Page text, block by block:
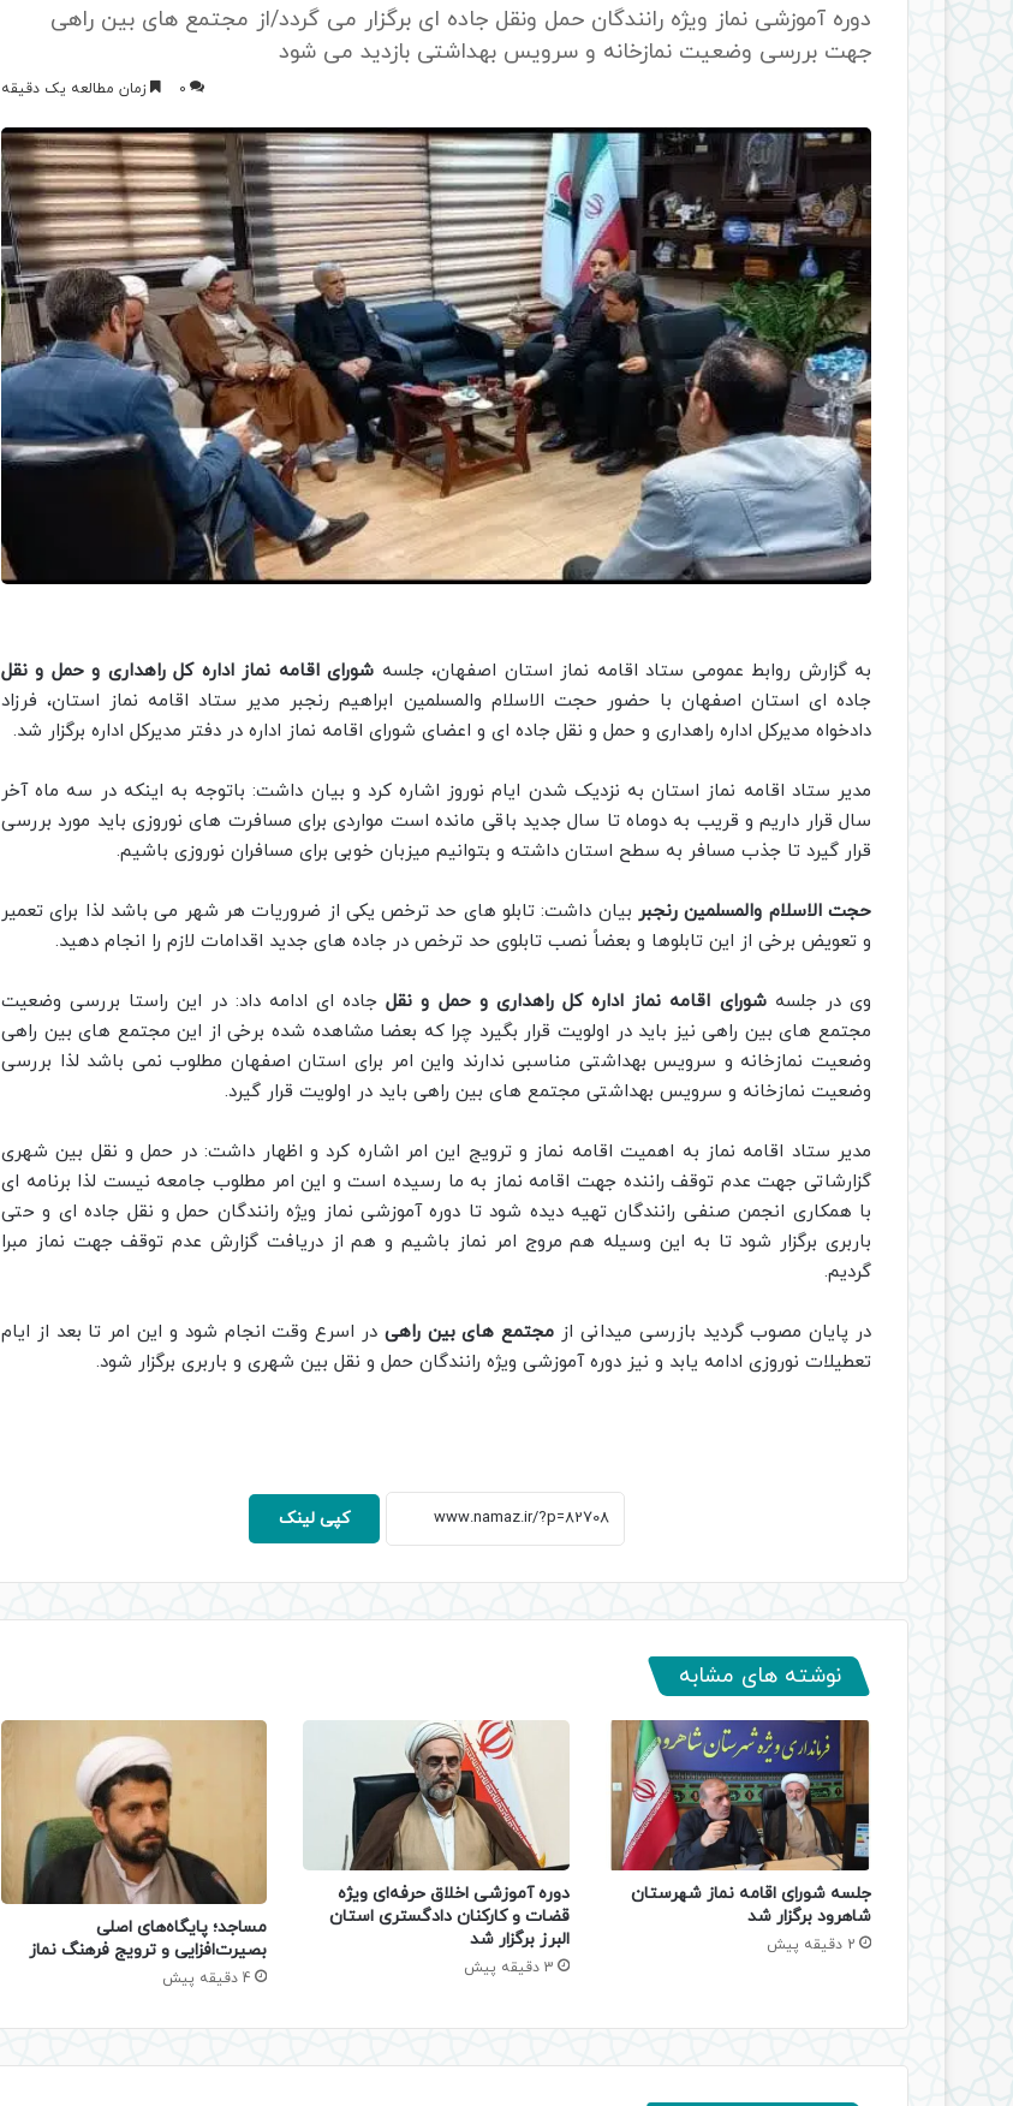
دوره آموزشی نماز ویژه رانندگان حمل ونقل جاده ای برگزار می گردد/از مجتمع های بین راهی
جهت بررسی وضعیت نمازخانه و سرویس بهداشتی بازدید می شود
0 زمان مطالعه یک دقیقه
به گزارش روابط عمومی ستاد اقامه نماز استان اصفهان، جلسه شورای اقامه نماز اداره کل راهداری و حمل و نقل
جاده ای استان اصفهان با حضور حجت الاسلام والمسلمین ابراهیم رنجبر مدیر ستاد اقامه نماز استان، فرزاد
دادخواه مدیرکل اداره راهداری و حمل و نقل جاده ای و اعضای شورای اقامه نماز اداره در دفتر مدیرکل اداره برگزار شد.
مدیر ستاد اقامه نماز استان به نزدیک شدن ایام نوروز اشاره کرد و بیان داشت: باتوجه به اینکه در سه ماه آخر
سال قرار داریم و قریب به دوماه تا سال جدید باقی مانده است مواردی برای مسافرت های نوروزی باید مورد بررسی
قرار گیرد تا جذب مسافر به سطح استان داشته و بتوانیم میزبان خوبی برای مسافران نوروزی باشیم.
حجت الاسلام والمسلمین رنجبر بیان داشت: تابلو های حد ترخص یکی از ضروریات هر شهر می باشد لذا برای تعمیر
و تعویض برخی از این تابلوها و بعضاً نصب تابلوی حد ترخص در جاده های جدید اقدامات لازم را انجام دهید.
وی در جلسهشورای اقامه نماز اداره کل راهداری و حمل و نقلجاده ای ادامه داد: در این راستا بررسی وضعیت
مجتمع های بین راهی نیز باید در اولویت قرار بگیرد چرا که بعضا مشاهده شده برخی از این مجتمع های بین راهی
وضعیت نمازخانه و سرویس بهداشتی مناسبی ندارند واین امر برای استان اصفهان مطلوب نمی باشد لذا بررسی
وضعیت نمازخانه و سرویس بهداشتی مجتمع های بین راهی باید در اولویت قرار گیرد.
مدیر ستاد اقامه نماز به اهمیت اقامه نماز و ترویج این امر اشاره کرد و اظهار داشت: در حمل و نقل بین شهری
گزارشاتی جهت عدم توقف راننده جهت اقامه نماز به ما رسیده است و این امر مطلوب جامعه نیست لذا برنامه ای
با همکاری انجمن صنفی رانندگان تهیه دیده شود تا دوره آموزشی نماز ویژه رانندگان حمل و نقل جاده ای و حتی
باربری برگزار شود تا به این وسیله هم مروج امر نماز باشیم و هم از دریافت گزارش عدم توقف جهت نماز مبرا
گردیم.
در پایان مصوب گردید بازرسی میدانی از مجتمع های بین راهی در اسرع وقت انجام شود و این امر تا بعد از ایام
تعطیلات نوروزی ادامه یابد و نیز دوره آموزشی ویژه رانندگان حمل و نقل بین شهری و باربری برگزار شود.
کپی لینک
نوشته های مشابه
جلسه شورای اقامه نماز شهرستان
شاهرود برگزار شد
2 دقیقه پیش
دوره آموزشی اخلاق حرفه‌ای ویژه
قضات و کارکنان دادگستری استان
البرز برگزار شد
3 دقیقه پیش
​مساجد؛ پایگاه‌های اصلی
بصیرت‌افزایی و ترویج فرهنگ نماز
4 دقیقه پیش